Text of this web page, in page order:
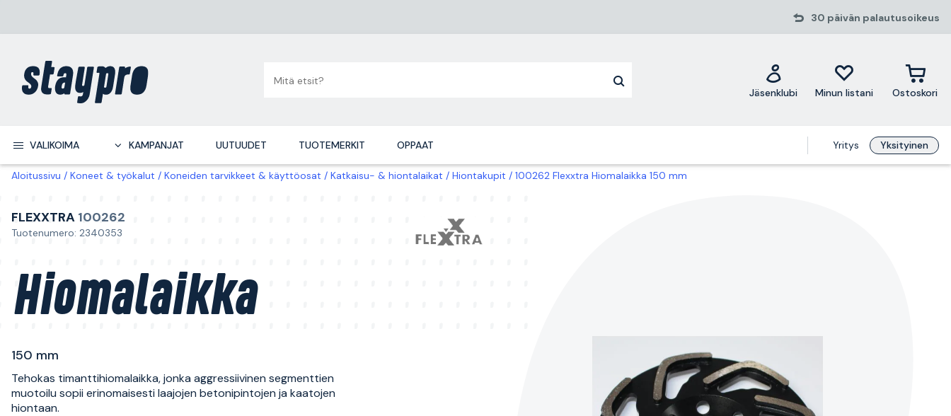
30 päivän palautusoikeus
Jäsenklubi Minun listani Ostoskori
VALIKOIMA KAMPANJAT UUTUUDET TUOTEMERKIT OPPAAT Yritys Yksityinen
Aloitussivu Koneet & työkalut Koneiden tarvikkeet & käyttöosat Katkaisu- & hiontalaikat Hiontakupit 100262 Flexxtra Hiomalaikka 150 mm
FLEXXTRA 100262
Tuotenumero: 2340353
Hiomalaikka
150 mm
Tehokas timanttihiomalaikka, jonka aggressiivinen segmenttien
muotoilu sopii erinomaisesti laajojen betonipintojen ja kaatojen
hiontaan.